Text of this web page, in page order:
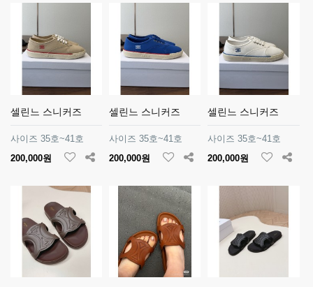
셀린느 스니커즈
사이즈 35호~41호
200,000원
셀린느 스니커즈
사이즈 35호~41호
200,000원
셀린느 스니커즈
사이즈 35호~41호
200,000원